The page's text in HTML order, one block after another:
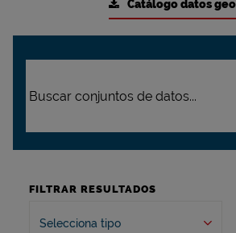
Catálogo datos
FILTRAR RESULTADOS
Selecciona tipo